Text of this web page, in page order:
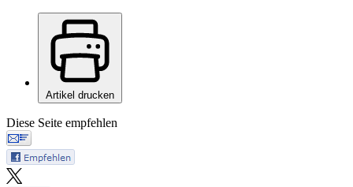
Artikel drucken
Diese Seite empfehlen